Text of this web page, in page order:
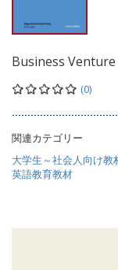
Business
(0)
関連カテゴリー
大学生～社会人向け教
英語教育教材